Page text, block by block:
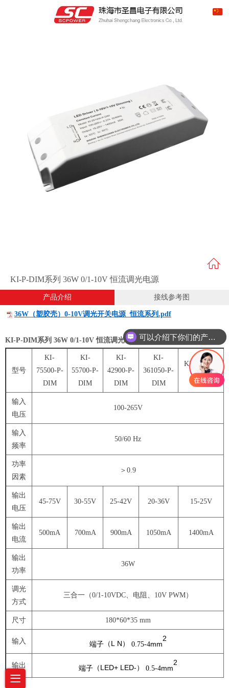
KI-P-DIM系列 36W 0/1-10V 恒流调光电源
产品介绍 接线参考图
36W（塑胶壳）0-10V调光开关电源 恒流系列.pdf
KI-P-DIM系列 36W 0/1-10V 恒流调光电源
型号
KI-
75500-P-
DIM
KI-
55700-P-
DIM
KI-
42900-P-
DIM
KI-
361050-P-
DIM
KI-251400-
P-DIM
输入
电压
100-265V
输入
频率
50/60 Hz
功率
因素
＞0.9
输出
电压
45-75V 30-55V 25-42V 20-36V 15-25V
输出
电流
500mA 700mA 900mA 1050mA 1400mA
输出
功率
36W
调光
方式
三合一（0/1-10VDC、电阻、10V PWM）
尺寸 180*60*35 mm
输入 端子（L N ） 0.75-4mm
2
输出 端子（LED+ LED- ） 0.5-4mm
2
可以介绍下你们的产品么？